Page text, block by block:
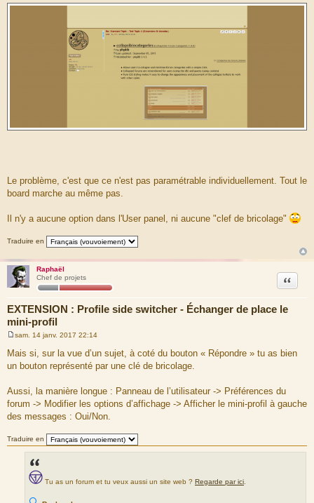
a
Le problème, c'est que ce n'est pas paramétrable individuellement. Tout le
board marche au même pas.
Il n'y a aucune option dans l'User panel, ni aucune "clef de bricolage"
Traduire en
Raphaël
Chef de projets
EXTENSION : Profile side switcher - Échanger de place le
mini-profil
Citation
e
s
s
e
sam. 14 janv. 2017 22:14
Mais si, sur la vue d’un sujet, à coté du bouton « Répondre » tu as bien
un bouton représenté par une clé de bricolage.
Aussi, la manière longue : Panneau de l’utilisateur -> Préférences du
forum -> Modifier les options d’affichage -> Afficher le mini-profil à gauche
des messages : Oui/Non.
Traduire en
Tu as un forum et tu veux aussi un site web ? Regarde par ici